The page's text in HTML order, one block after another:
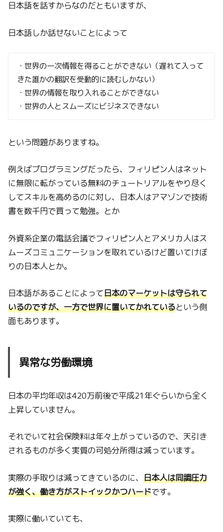
日本語を話すからなのだともいますが、
日本語しか話せないことによって
・世界の一次情報を得ることができない（遅れて入って
きた誰かの翻訳を受動的に読むしかない）
・世界の情報を取り入れることができない
・世界の人とスムーズにビジネスできない
という問題がありますね。
例えばプログラミングだったら、フィリピン人はネット
に無限に転がっている無料のチュートリアルをやり尽く
してスキルを高めるのに対し、日本人はアマゾンで技術
書を数千円で買って勉強。とか
外資系企業の電話会議でフィリピン人とアメリカ人はス
ムーズコミュニケーションを取れているけど置いてけぼ
りの日本人とか。
日本語があることによって日本のマーケットは守られて
いるのですが、一方で世界に置いてかれているという側
面もあります。
異常な労働環境
日本の平均年収は420万前後で平成21年ぐらいから全く
上昇していません。
それでいて社会保険料は年々上がっているので、天引き
されるものが多く実質の可処分所得は減っています。
実際の手取りは減ってきているのに、日本人は同調圧力
が強く、働き方がストイックかつハードです。
実際に働いていても、